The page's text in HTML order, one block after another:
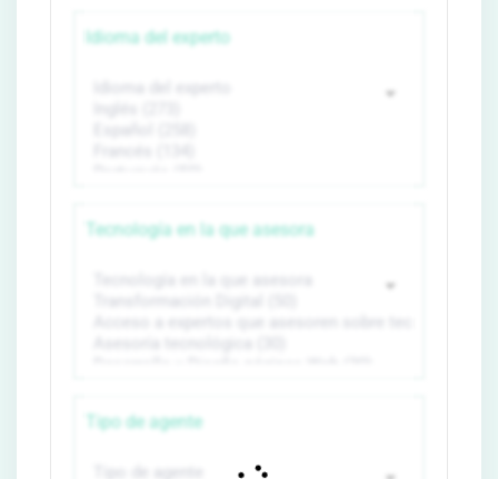
Idioma del experto
Tecnología en la que asesora
Tipo de agente